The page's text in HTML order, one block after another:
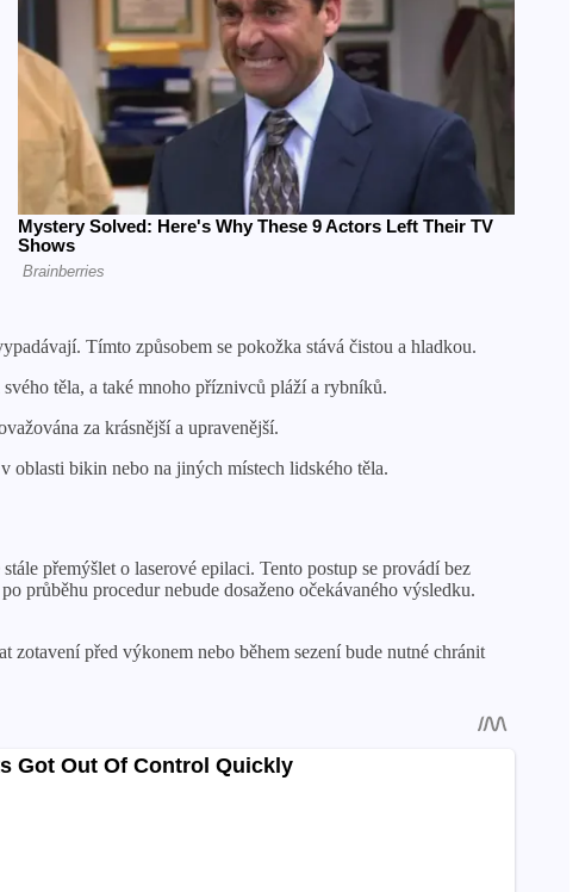
Tímto způsobem se pokožka stává čistou a hladkou.
těla, a také mnoho příznivců pláží a rybníků.
za krásnější a upravenější.
oblasti bikin nebo na jiných místech lidského těla.
přemýšlet o laserové epilaci. Tento postup se provádí bez
průběhu procedur nebude dosaženo očekávaného výsledku.
před výkonem nebo během sezení bude nutné chránit